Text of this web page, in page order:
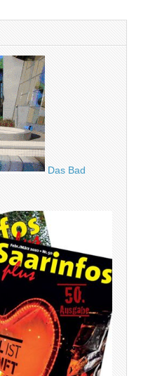
Das Bad